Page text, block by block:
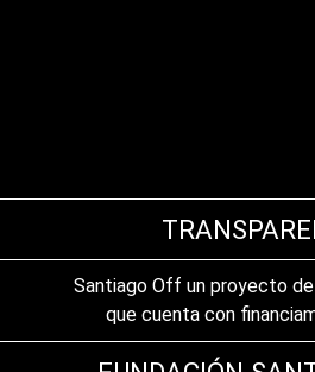
Santiago Off un proyecto
que cuenta con